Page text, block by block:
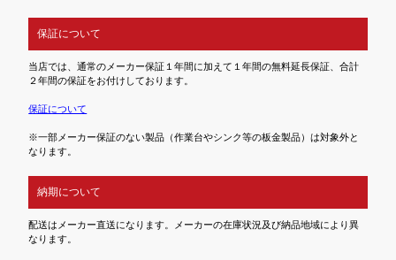
保証について
当店では、通常のメーカー保証１年間に加えて１年間の無料延長保証、合計
２年間の保証をお付けしております。
保証について
※一部メーカー保証のない製品（作業台やシンク等の板金製品）は対象外と
なります。
納期について
配送はメーカー直送になります。メーカーの在庫状況及び納品地域により異
なります。